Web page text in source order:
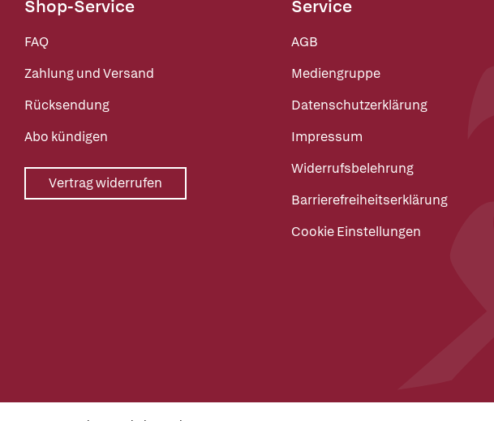
Shop-Service
FAQ
Zahlung und Versand
Rücksendung
Abo kündigen
Vertrag widerrufen
Service
AGB
Mediengruppe
Datenschutzerklärung
Impressum
Widerrufsbelehrung
Barrierefreiheitserklärung
Cookie Einstellungen